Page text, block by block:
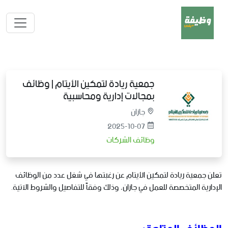
جمعية ريادة لتمكين الأيتام | وظائف
بمجالات إدارية ومحاسبية
جازان
2025-10-07
وظائف الشركات
تعلن جمعية ريادة لتمكين الأيتام عن رغبتها في شغل عدد من الوظائف
الإدارية المتخصصة للعمل في جازان، وذلك وفقاً للتفاصيل والشروط الآتية.